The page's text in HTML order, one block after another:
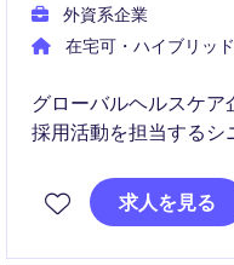
外資系企業
在宅可・ハイブリッ
グローバルヘルスケ
採用活動を担当するシ
し、採用戦略の推進
ードしていただきます
求人を見る